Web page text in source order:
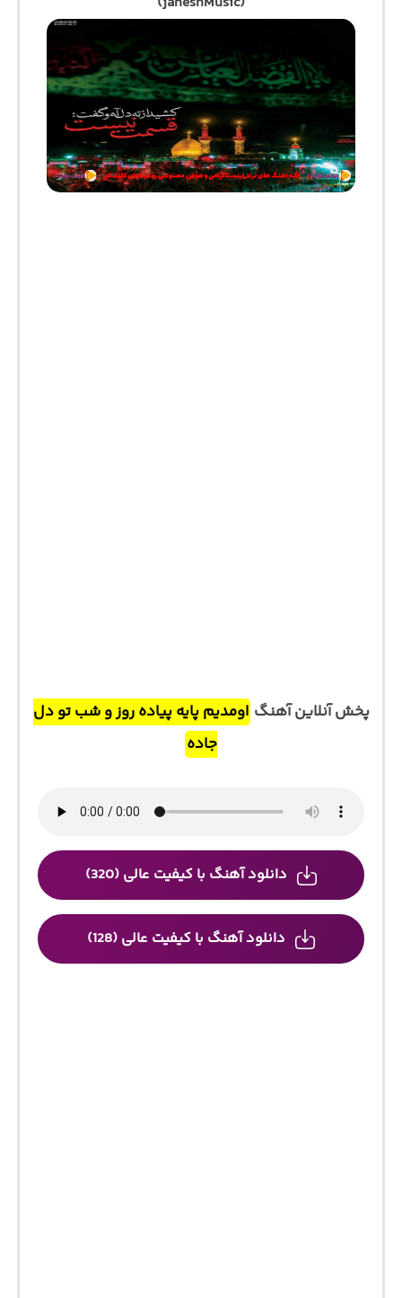
پخش آنلاین آهنگ اومدیم پایه پیاده روز و شب تو دل
جاده
دانلود آهنگ با کیفیت عالی (320)
دانلود آهنگ با کیفیت عالی (128)